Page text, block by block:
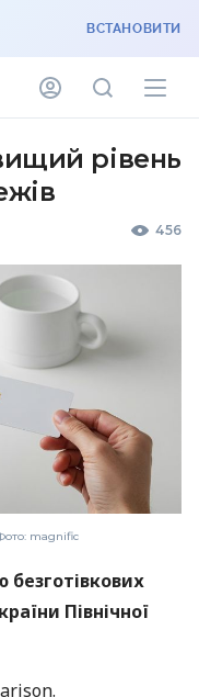
ВСТАНОВИТИ
рівень
456
magnific
безготівкових
Північної